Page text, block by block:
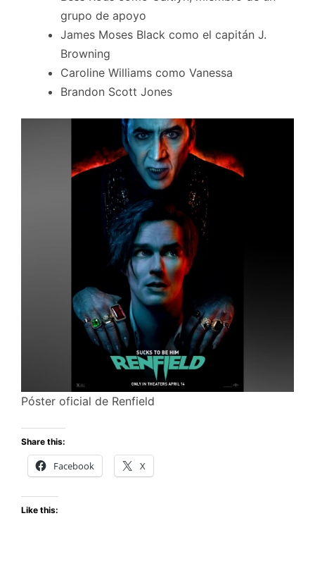
grupo de apoyo
James Moses Black como el capitán J.
Browning
Caroline Williams como Vanessa
Brandon Scott Jones
Póster oficial de Renfield
Share this:
Facebook X
Like this: